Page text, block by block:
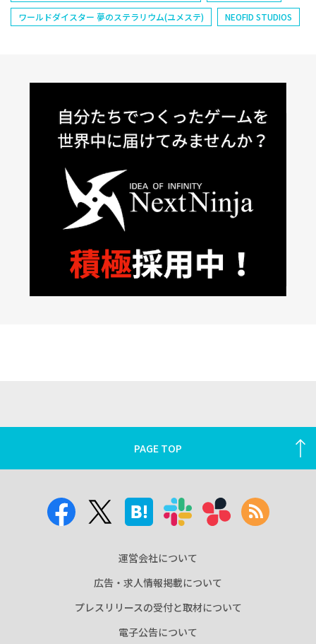
ワールドダイスター 夢のステラリウム(ユメステ)
NEOFID STUDIOS
PAGE TOP
運営会社について
広告・求人情報掲載について
プレスリリースの受付と取材について
電子公告について